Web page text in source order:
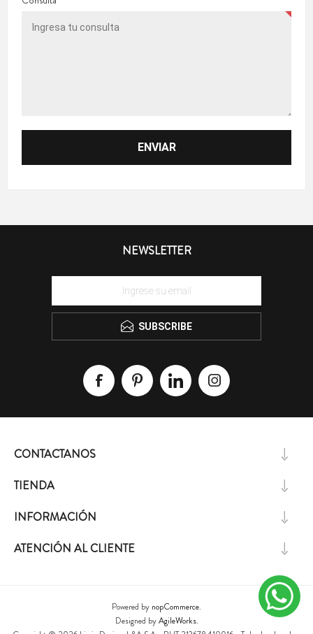
NEWSLETTER
SUBSCRIBE
CONTACTANOS
TIENDA
INFORMACIÓN
ATENCIÓN AL CLIENTE
Powered by nopCommerce.
Designed byAgileWorks.